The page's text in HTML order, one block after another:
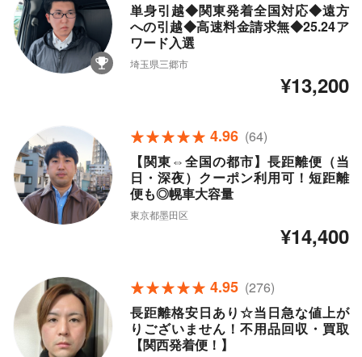
単身引越◆関東発着全国対応◆遠方
への引越◆高速料金請求無◆25.24ア
ワード入選
埼玉県三郷市
¥13,200
4.96 (64)
【関東⇔全国の都市】長距離便（当
日・深夜）クーポン利用可！短距離
便も◎幌車大容量
東京都墨田区
¥14,400
4.95 (276)
長距離格安日あり☆当日急な値上が
りございません！不用品回収・買取
【関西発着便！】